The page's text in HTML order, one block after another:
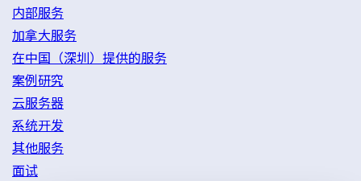
内部服务
加拿大服务
在中国（深圳）提供的服务
案例研究
云服务器
系统开发
其他服务
面试